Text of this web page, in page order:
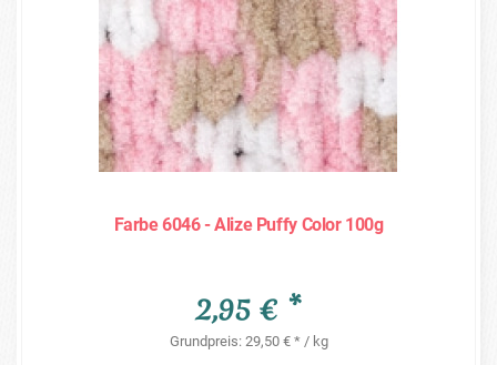
Farbe 6046 - Alize Puffy Color 100g
2,95 € *
Grundpreis: 29,50 € * / kg